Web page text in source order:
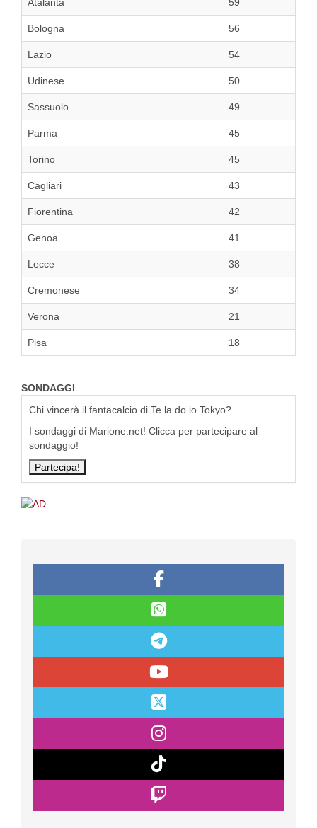
Bologna 56
Lazio 54
Udinese 50
Sassuolo 49
Parma 45
Torino 45
Cagliari 43
Fiorentina 42
Genoa 41
Lecce 38
Cremonese 34
Verona 21
Pisa 18
SONDAGGI
Chi vincerà il fantacalcio di Te la do io Tokyo?
I sondaggi di Marione.net! Clicca per partecipare al
sondaggio!